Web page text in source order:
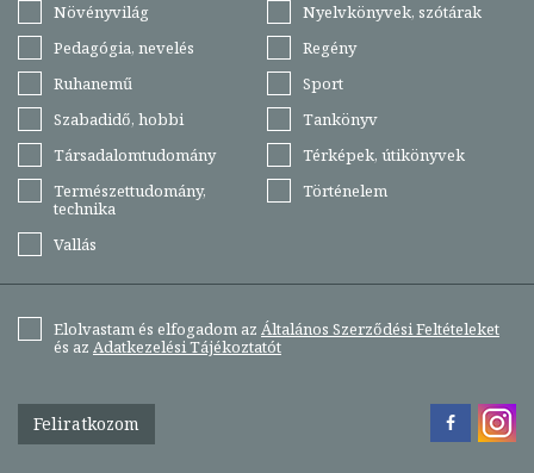
Növényvilág
Nyelvkönyvek, szótárak
Pedagógia, nevelés
Regény
Ruhanemű
Sport
Szabadidő, hobbi
Tankönyv
Társadalomtudomány
Térképek, útikönyvek
Természettudomány,
technika
Történelem
Vallás
Elolvastam és elfogadom az Általános Szerződési Feltételeket
és az Adatkezelési Tájékoztatót
Feliratkozom